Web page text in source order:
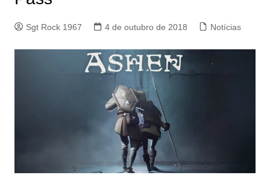
Sgt Rock 1967 4 de outubro de 2018 Notícias